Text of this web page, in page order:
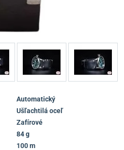
Automatický
Ušľachtilá oceľ
Zafírové
84 g
100 m